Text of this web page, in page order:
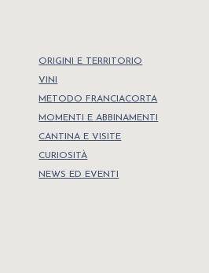
ORIGINI E TERRITORIO
VINI
METODO FRANCIACORTA
MOMENTI E ABBINAMENTI
CANTINA E VISITE
CURIOSITÀ
NEWS ED EVENTI